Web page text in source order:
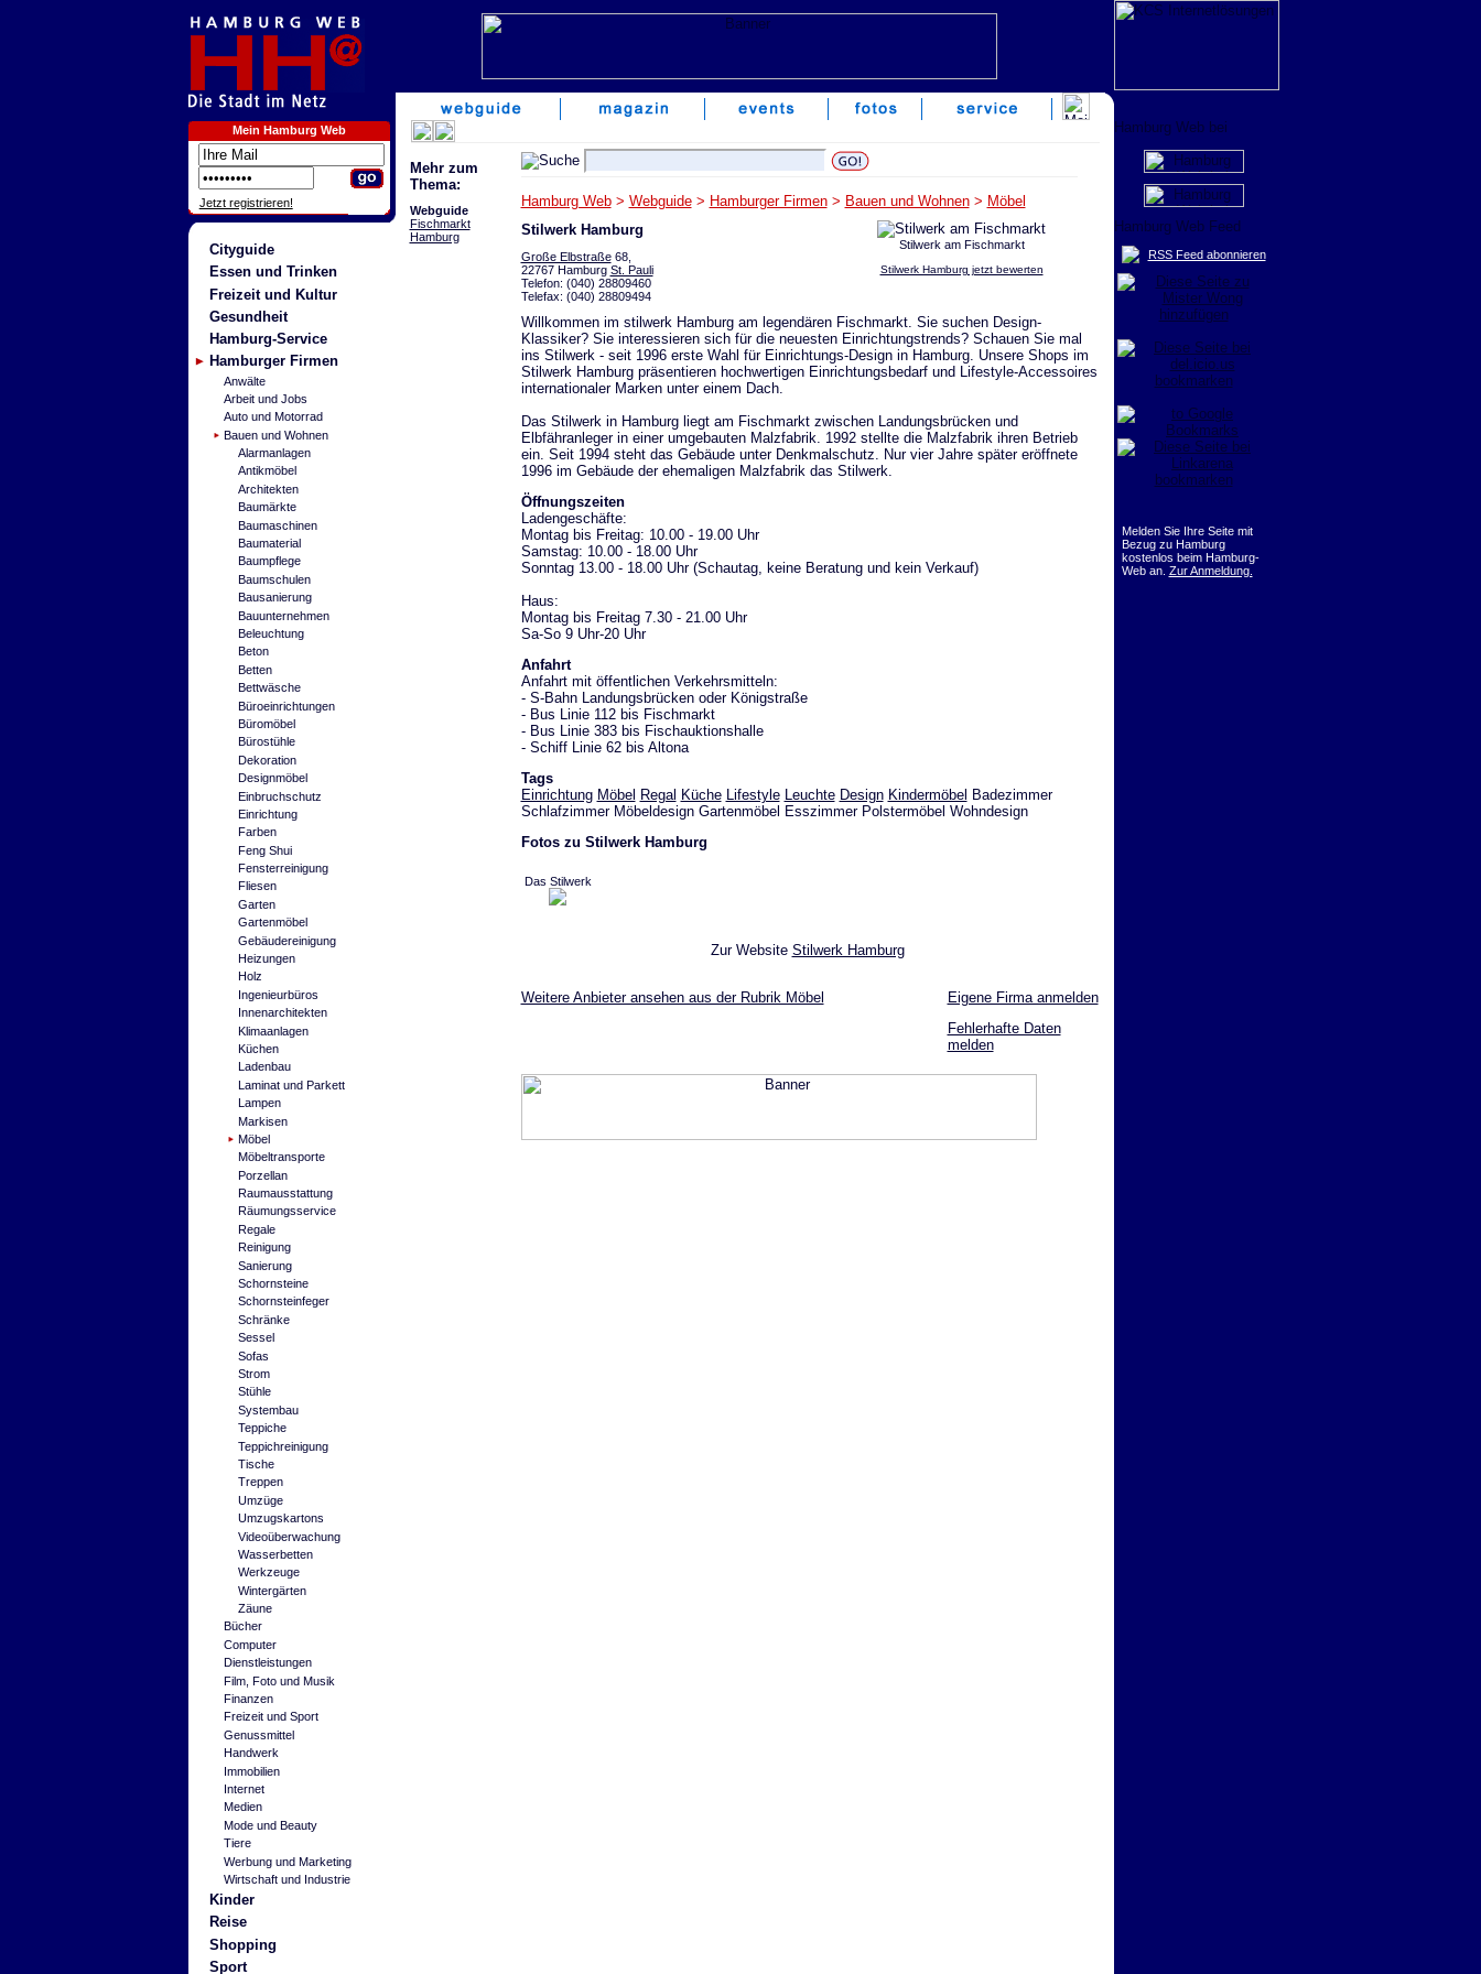
Mein Hamburg Web
Jetzt registrieren!
Cityguide
Essen und Trinken
Freizeit und Kultur
Gesundheit
Hamburg-Service
Hamburger Firmen
Anwälte
Arbeit und Jobs
Auto und Motorrad
Bauen und Wohnen
Alarmanlagen
Antikmöbel
Architekten
Baumärkte
Baumaschinen
Baumaterial
Baumpflege
Baumschulen
Bausanierung
Bauunternehmen
Beleuchtung
Beton
Betten
Bettwäsche
Büroeinrichtungen
Büromöbel
Bürostühle
Dekoration
Designmöbel
Einbruchschutz
Einrichtung
Farben
Feng Shui
Fensterreinigung
Fliesen
Garten
Gartenmöbel
Gebäudereinigung
Heizungen
Holz
Ingenieurbüros
Innenarchitekten
Klimaanlagen
Küchen
Ladenbau
Laminat und Parkett
Lampen
Markisen
Möbel
Möbeltransporte
Porzellan
Raumausstattung
Räumungsservice
Regale
Reinigung
Sanierung
Schornsteine
Schornsteinfeger
Schränke
Sessel
Sofas
Strom
Stühle
Systembau
Teppiche
Teppichreinigung
Tische
Treppen
Umzüge
Umzugskartons
Videoüberwachung
Wasserbetten
Werkzeuge
Wintergärten
Zäune
Bücher
Computer
Dienstleistungen
Film, Foto und Musik
Finanzen
Freizeit und Sport
Genussmittel
Handwerk
Immobilien
Internet
Medien
Mode und Beauty
Tiere
Werbung und Marketing
Wirtschaft und Industrie
Kinder
Reise
Shopping
Sport
Mehr zum
Thema:
Webguide
Fischmarkt
Hamburg
Hamburg Web> Webguide> Hamburger Firmen> Bauen und Wohnen> Möbel
Stilwerk am Fischmarkt
Stilwerk Hamburg jetzt bewerten
Stilwerk Hamburg
Große Elbstraße68,
22767 Hamburg St. Pauli
Telefon: (040) 28809460
Telefax: (040) 28809494
Willkommen im stilwerk Hamburg am legendären Fischmarkt. Sie suchen Design-
Klassiker? Sie interessieren sich für die neuesten Einrichtungstrends? Schauen Sie mal
ins Stilwerk - seit 1996 erste Wahl für Einrichtungs-Design in Hamburg. Unsere Shops im
Stilwerk Hamburg präsentieren hochwertigen Einrichtungsbedarf und Lifestyle-Accessoires
internationaler Marken unter einem Dach.
Das Stilwerk in Hamburg liegt am Fischmarkt zwischen Landungsbrücken und
Elbfähranleger in einer umgebauten Malzfabrik. 1992 stellte die Malzfabrik ihren Betrieb
ein. Seit 1994 steht das Gebäude unter Denkmalschutz. Nur vier Jahre später eröffnete
1996 im Gebäude der ehemaligen Malzfabrik das Stilwerk.
Öffnungszeiten
Ladengeschäfte:
Montag bis Freitag: 10.00 - 19.00 Uhr
Samstag: 10.00 - 18.00 Uhr
Sonntag 13.00 - 18.00 Uhr (Schautag, keine Beratung und kein Verkauf)
Haus:
Montag bis Freitag 7.30 - 21.00 Uhr
Sa-So 9 Uhr-20 Uhr
Anfahrt
Anfahrt mit öffentlichen Verkehrsmitteln:
- S-Bahn Landungsbrücken oder Königstraße
- Bus Linie 112 bis Fischmarkt
- Bus Linie 383 bis Fischauktionshalle
- Schiff Linie 62 bis Altona
Tags
Einrichtung Möbel Regal Küche Lifestyle Leuchte Design Kindermöbel Badezimmer
Schlafzimmer Möbeldesign Gartenmöbel Esszimmer Polstermöbel Wohndesign
Fotos zu Stilwerk Hamburg
Das Stilwerk
Zur Website Stilwerk Hamburg
Weitere Anbieter ansehen aus der Rubrik Möbel
Eigene Firma anmelden
Fehlerhafte Daten
melden
RSS Feed abonnieren
Melden Sie Ihre Seite mit
Bezug zu Hamburg
kostenlos beim Hamburg-
Web an. Zur Anmeldung.